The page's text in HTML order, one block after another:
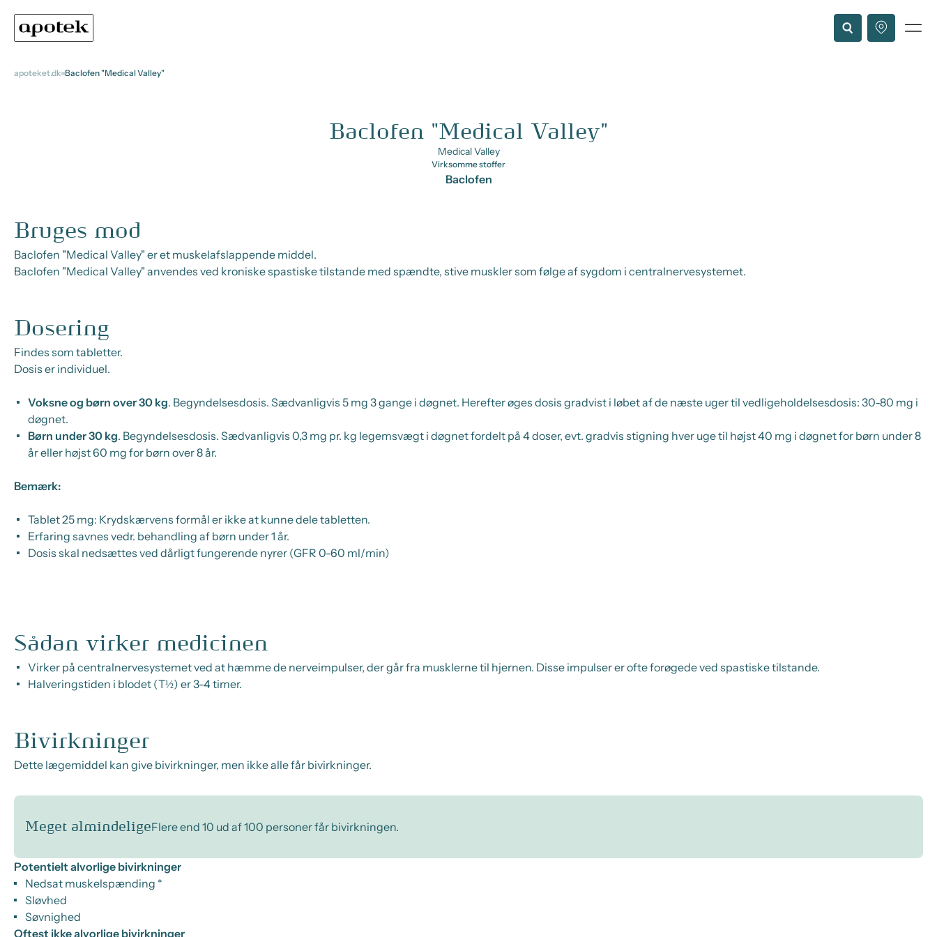
apoteket.dk Baclofen "Medical Valley"
Baclofen "Medical Valley"
Medical Valley
Virksomme stoffer
Baclofen
Bruges mod
Baclofen "Medical Valley" er et muskelafslappende middel.
Baclofen "Medical Valley" anvendes ved kroniske spastiske tilstande med spændte, stive muskler som følge af sygdom i centralnervesystemet.
Dosering
Findes som tabletter.
Dosis er individuel.
Voksne og børn over 30 kg. Begyndelsesdosis. Sædvanligvis 5 mg 3 gange i døgnet. Herefter øges dosis gradvist i løbet af de næste uger til vedligeholdelsesdosis: 30-80 mg i
døgnet.
Børn under 30 kg. Begyndelsesdosis. Sædvanligvis 0,3 mg pr. kg legemsvægt i døgnet fordelt på 4 doser, evt. gradvis stigning hver uge til højst 40 mg i døgnet for børn under 8
år eller højst 60 mg for børn over 8 år.
Bemærk:
Tablet 25 mg: Krydskærvens formål er ikke at kunne dele tabletten.
Erfaring savnes vedr. behandling af børn under 1 år.
Dosis skal nedsættes ved dårligt fungerende nyrer (GFR 0-60 ml/min)
Sådan virker medicinen
Virker på centralnervesystemet ved at hæmme de nerveimpulser, der går fra musklerne til hjernen. Disse impulser er ofte forøgede ved spastiske tilstande.
Halveringstiden i blodet (T½) er 3-4 timer.
Bivirkninger
Dette lægemiddel kan give bivirkninger, men ikke alle får bivirkninger.
Meget almindeligeFlere end 10 ud af 100 personer får bivirkningen.
Potentielt alvorlige bivirkninger
Nedsat muskelspænding *
Sløvhed
Søvnighed
Oftest ikke alvorlige bivirkninger